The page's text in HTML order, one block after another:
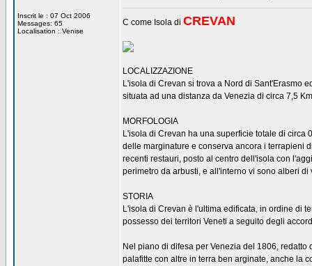
Inscrit le : 07 Oct 2006
Messages: 65
Localisation : Venise
C come Isola di CREVAN
LOCALIZZAZIONE
L'isola di Crevan si trova a Nord di Sant'Erasmo
situata ad una distanza da Venezia di circa 7,5
MORFOLOGIA
L'isola di Crevan ha una superficie totale di circa
delle marginature e conserva ancora i terrapieni
recenti restauri, posto al centro dell'isola con
perimetro da arbusti, e all'interno vi sono alberi
STORIA
L'isola di Crevan è l'ultima edificata, in ordine di
possesso dei territori Veneti a seguito degli
Nel piano di difesa per Venezia del 1806,
palafitte con altre in terra ben arginate, anche la